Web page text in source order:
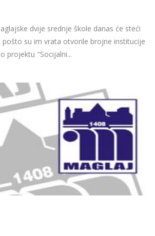
dvije srednje škole danas će steći
pošto su im vrata otvorile brojne institucije
projektu "Socijalni...